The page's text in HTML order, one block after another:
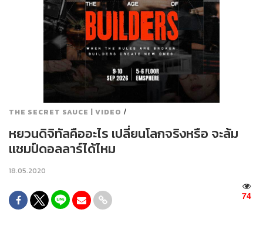
THE SECRET SAUCE | VIDEO /
หยวนดิจิทัลคืออะไร เปลี่ยนโลกจริงหรือ จะล้ม
แชมป์ดอลลาร์ได้ไหม
18.05.2020
74